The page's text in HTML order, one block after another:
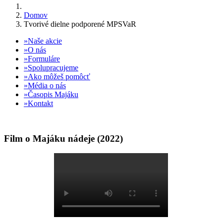
Domov
Tvorivé dielne podporené MPSVaR
Naše akcie
O nás
Formuláre
Spolupracujeme
Ako môžeš pomôcť
Média o nás
Časopis Majáku
Kontakt
Film o Majáku nádeje (2022)